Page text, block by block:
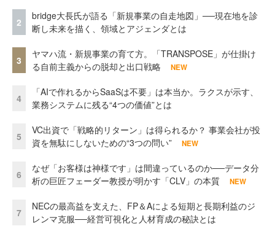
2
bridge大長氏が語る「新規事業の自走地図」──現在地を診
断し未来を描く、領域とアジェンダとは
3
ヤマハ流・新規事業の育て方。「TRANSPOSE」が仕掛け
る自前主義からの脱却と出口戦略
NEW
4
「AIで作れるからSaaSは不要」は本当か。ラクスが示す、
業務システムに残る“4つの価値”とは
5
VC出資で「戦略的リターン」は得られるか？ 事業会社が投
資を無駄にしないための“3つの問い”
NEW
6
なぜ「お客様は神様です」は間違っているのか──データ分
析の巨匠フェーダー教授が明かす「CLV」の本質
NEW
7
NECの最高益を支えた、FP＆Aによる短期と長期利益のジ
レンマ克服──経営可視化と人材育成の秘訣とは